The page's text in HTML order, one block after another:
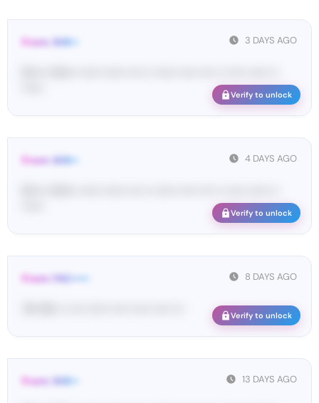
3 DAYS AGO
From: SHE••
Verify to unlock
4 DAYS AGO
From: SHE••
Verify to unlock
8 DAYS AGO
From: FAC•••••
Verify to unlock
13 DAYS AGO
From: SHE••